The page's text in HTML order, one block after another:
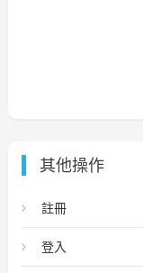
其他操作
註冊
登入